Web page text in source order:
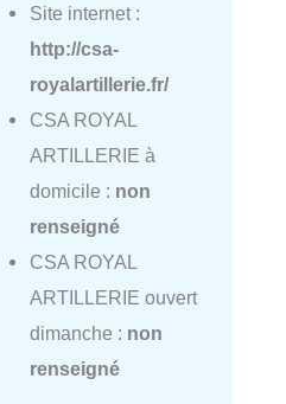
Site internet :
http://csa-
royalartillerie.fr/
CSA ROYAL
ARTILLERIE à
domicile : non
renseigné
CSA ROYAL
ARTILLERIE ouvert
dimanche : non
renseigné